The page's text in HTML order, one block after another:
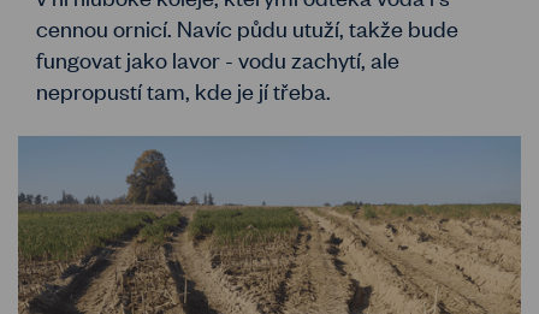
cennou ornicí. Navíc půdu utuží, takže bude
fungovat jako lavor - vodu zachytí, ale
nepropustí tam, kde je jí třeba.